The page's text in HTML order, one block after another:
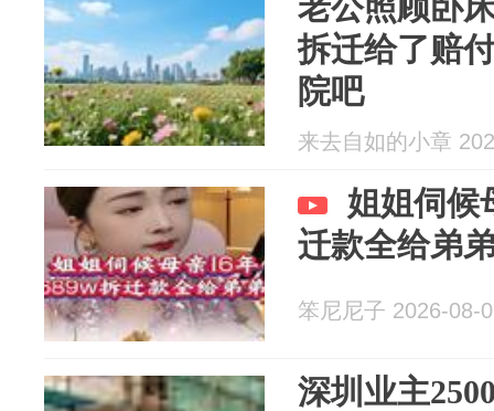
拆迁给了赔
院吧
来去自如的小章
姐姐伺候
迁款全给弟
笨尼尼子 2026-08-
深圳业主